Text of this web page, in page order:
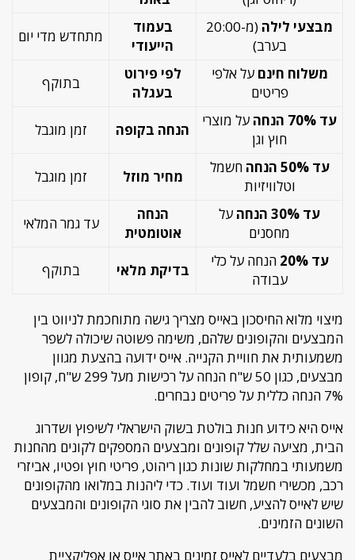
מבצעי לילה
(מ-20:00
בערב)
בעמוד
הייעודי
מתחדש מדי יום
משלוח חינם על אלפי
פריטים
לפי פירוט
בעגלה
בתוקף
עד 70% הנחה
על מוצרי
חוץ וגן
הנחה בקופה זמן מוגבל
עד 50% הנחה
חשמל
וטלוויזיות
מחיר מוזל זמן מוגבל
עד 30% הנחה
על
מחסנים
הנחה
אוטומטית
עד גמר המלאי
עד 20%
הנחה על כלי
עבודה
בדיקת מלאי בתוקף
מיצוי מלוא החיסכון באייס מצריך גישה מתוחכמת לניווט בין
המבצעים והקופונים שלהם, משימה פשוטה שיכולה לשפר
משמעותית את חוויית הקנייה. אייס ידועה בהצעת מגוון
מבצעים, כגון 50 ש"ח הנחה על רכישות מעל 299 ש"ח, קופון
7% הנחה כללית על פריטים נבחרים.
אייס היא כידוע חנות בולטת בשוק הישראלי לשיפוץ ושדרוג
הבית, מציעה שלל קופונים ומבצעים המספקים לקונים מהחנות
משמעותי במחלקות שונות כגון ריהוט, פריטי חוץ ופטיו, אביזרי
רכב, מכשירי חשמל ועוד ועוד. כדי ליהנות במלואו מהקופונים
שיש לאייס להציע, חשוב להבין את סוגי הקופונים והמבצעים
השונים הזמינים.
מבצעים בלעדיים לאייס זמינים באתר אייס או אפליקציית